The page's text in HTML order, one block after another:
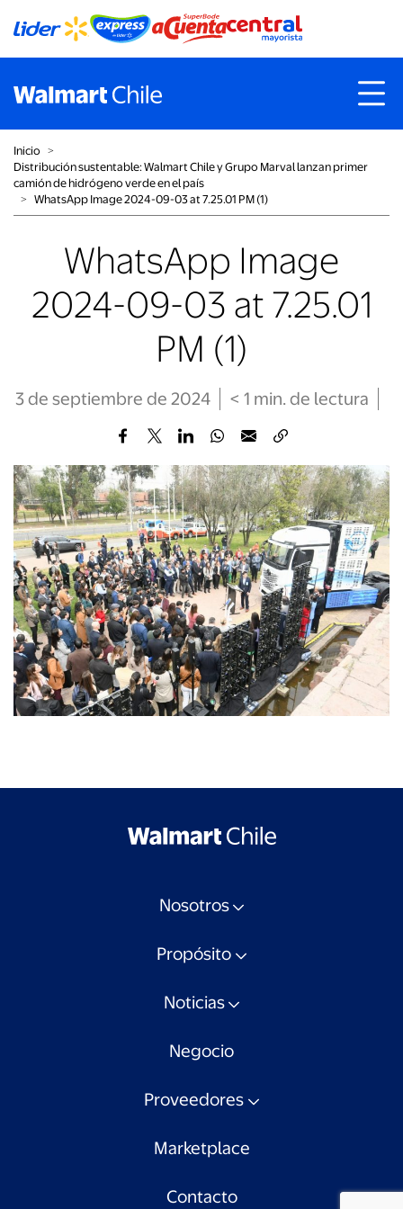
Inicio ˃
Distribución sustentable: Walmart Chile y Grupo Marval lanzan primer
camión de hidrógeno verde en el país
˃ WhatsApp Image 2024-09-03 at 7.25.01 PM (1)
WhatsApp Image
2024-09-03 at 7.25.01
PM (1)
3 de septiembre de 2024 < 1 min. de lectura
Nosotros
Propósito
Noticias
Negocio
Proveedores
Marketplace
Contacto